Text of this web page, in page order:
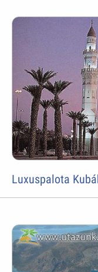
Luxuspalota